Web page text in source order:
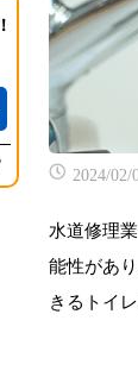
2024/02/
水道修理
能性があ
きるトイ